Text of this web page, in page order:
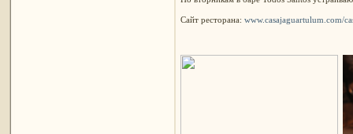
Сайт ресторана: www.casajaguartulum.com/